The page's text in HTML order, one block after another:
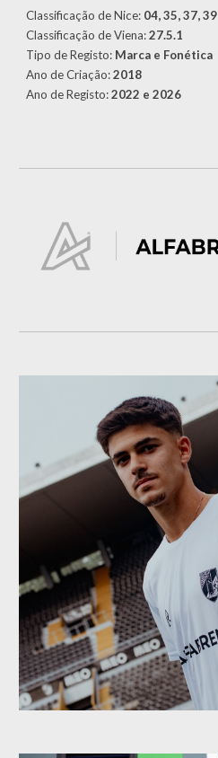
Classificação de Nice: 04, 35, 37, 39
Classificação de Viena:27.5.1
Tipo de Registo: Marca e Fonética
Ano de Criação:2018
Ano de Registo:2022 e 2026